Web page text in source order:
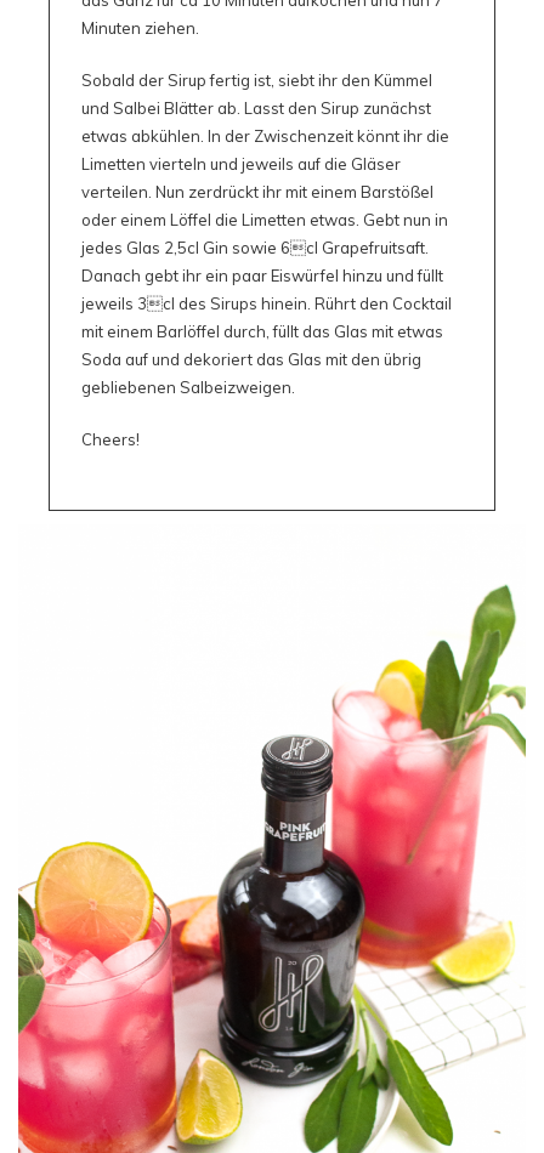
Minuten ziehen.
Sobald der Sirup fertig ist, siebt ihr den Kümmel
und Salbei Blätter ab. Lasst den Sirup zunächst
etwas abkühlen. In der Zwischenzeit könnt ihr die
Limetten vierteln und jeweils auf die Gläser
verteilen. Nun zerdrückt ihr mit einem Barstößel
oder einem Löffel die Limetten etwas. Gebt nun in
jedes Glas 2,5cl Gin sowie 6cl Grapefruitsaft.
Danach gebt ihr ein paar Eiswürfel hinzu und füllt
jeweils 3cl des Sirups hinein. Rührt den Cocktail
mit einem Barlöffel durch, füllt das Glas mit etwas
Soda auf und dekoriert das Glas mit den übrig
gebliebenen Salbeizweigen.
Cheers!